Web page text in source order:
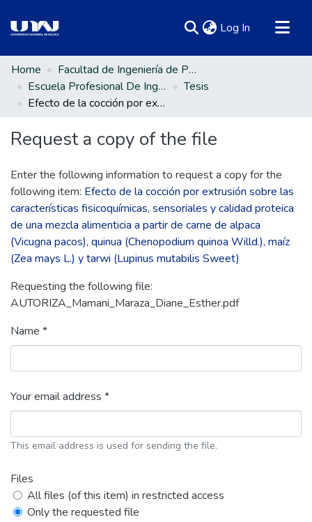
Log In (current)
Communities & Collections
All of DSpace
Statistics
Home
Facultad de Ingeniería de Procesos Industriales
Escuela Profesional De Ingeniería en Industrias Alimentarias
Tesis
Efecto de la cocción por extrusión sobre las características fisicoquímicas, sensoriales y calidad proteica de una mezcla alimenticia a partir de carne de alpaca (Vicugna pacos), quinua (Chenopodium quinoa Willd.), maíz (Zea mays L.) y tarwi (Lupinus mutabilis Sweet)
Request a copy of the file
Enter the following information to request a copy for the
following item: Efecto de la cocción por extrusión sobre las
características fisicoquímicas, sensoriales y calidad proteica
de una mezcla alimenticia a partir de carne de alpaca
(Vicugna pacos), quinua (Chenopodium quinoa Willd.), maíz
(Zea mays L.) y tarwi (Lupinus mutabilis Sweet)
Requesting the following file:
AUTORIZA_Mamani_Maraza_Diane_Esther.pdf
Name *
Your email address *
This email address is used for sending the file.
Files
All files (of this item) in restricted access
Only the requested file